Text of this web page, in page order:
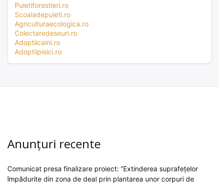
Puietiforestieri.ro
Scoaladepuieti.ro
Agriculturaecologica.ro
Colectaredeseuri.ro
Adoptiicaini.ro
Adoptiipisici.ro
Anunțuri recente
Comunicat presa finalizare proiect: ”Extinderea suprafețelor
împădurite din zona de deal prin plantarea unor corpuri de